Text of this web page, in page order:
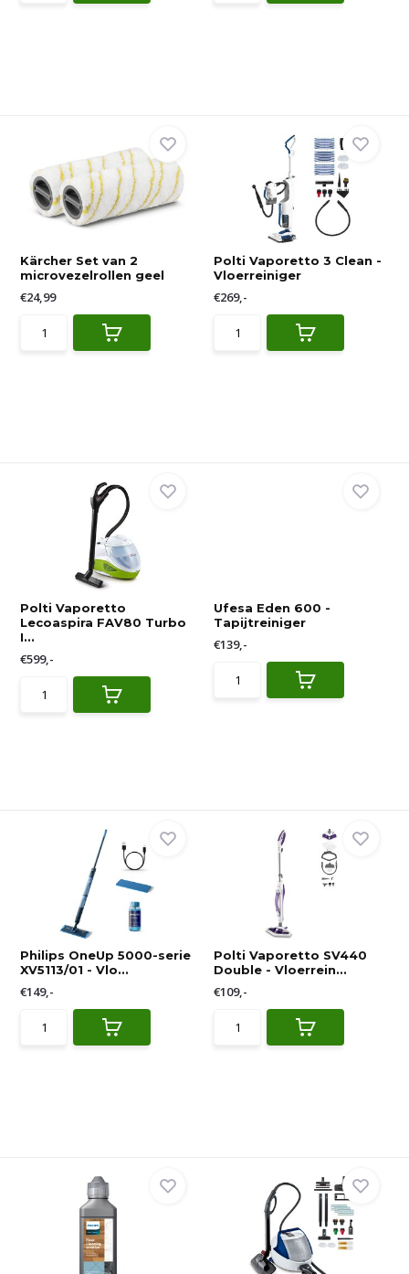
Kärcher Set van 2
microvezelrollen geel
€24,99
Polti Vaporetto 3 Clean -
Vloerreiniger
€269,-
Polti Vaporetto
Lecoaspira FAV80 Turbo
I...
€599,-
Ufesa Eden 600 -
Tapijtreiniger
€139,-
Philips OneUp 5000-serie
XV5113/01 - Vlo...
€149,-
Polti Vaporetto SV440
Double - Vloerrein...
€109,-